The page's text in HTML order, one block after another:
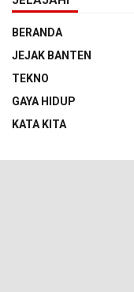
BERANDA
JEJAK BANTEN
TEKNO
GAYA HIDUP
KATA KITA